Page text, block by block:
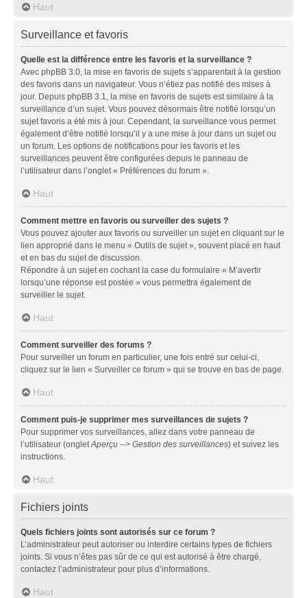
Haut
Surveillance et favoris
Quelle est la différence entre les favoris et la surveillance ?
Avec phpBB 3.0, la mise en favoris de sujets s’apparentait à la gestion
des favoris dans un navigateur. Vous n’étiez pas notifié des mises à
jour. Depuis phpBB 3.1, la mise en favoris de sujets est similaire à la
surveillance d’un sujet. Vous pouvez désormais être notifié lorsqu’un
sujet favoris a été mis à jour. Cependant, la surveillance vous permet
également d’être notifié lorsqu’il y a une mise à jour dans un sujet ou
un forum. Les options de notifications pour les favoris et les
surveillances peuvent être configurées depuis le panneau de
l’utilisateur dans l’onglet « Préférences du forum ».
Haut
Comment mettre en favoris ou surveiller des sujets ?
Vous pouvez ajouter aux favoris ou surveiller un sujet en cliquant sur le
lien approprié dans le menu « Outils de sujet », souvent placé en haut
et en bas du sujet de discussion.
Répondre à un sujet en cochant la case du formulaire « M’avertir
lorsqu’une réponse est postée » vous permettra également de
surveiller le sujet.
Haut
Comment surveiller des forums ?
Pour surveiller un forum en particulier, une fois entré sur celui-ci,
cliquez sur le lien « Surveiller ce forum » qui se trouve en bas de page.
Haut
Comment puis-je supprimer mes surveillances de sujets ?
Pour supprimer vos surveillances, allez dans votre panneau de
l’utilisateur (ongletAperçu --> Gestion des surveillances) et suivez les
instructions.
Haut
Fichiers joints
Quels fichiers joints sont autorisés sur ce forum ?
L’administrateur peut autoriser ou interdire certains types de fichiers
joints. Si vous n’êtes pas sûr de ce qui est autorisé à être chargé,
contactez l’administrateur pour plus d’informations.
Haut